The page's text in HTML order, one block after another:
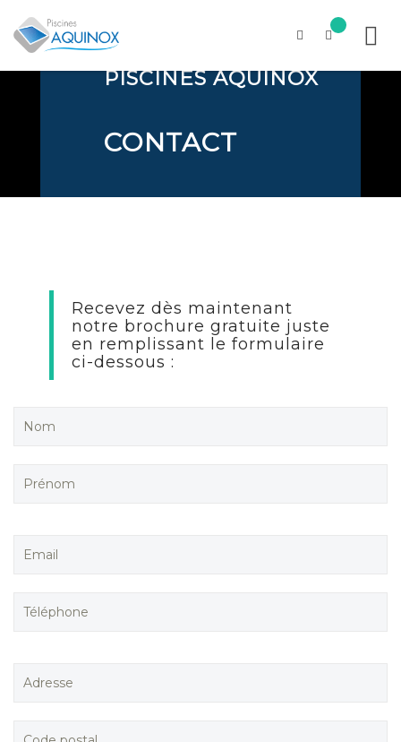
PISCINES AQUINOX
CONTACT
Recevez dès maintenant
notre brochure gratuite juste
en remplissant le formulaire
ci-dessous :